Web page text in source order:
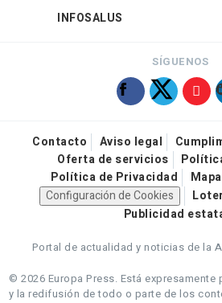
INFOSALUS
SÍGUENOS
Contacto Aviso legal
Oferta de servicios
Política de Privacidad
Configuración de Cookies
Publicidad
Portal de actualidad y noticias de la
© 2026 Europa Press. Está
y la redifusión de todo o parte de los